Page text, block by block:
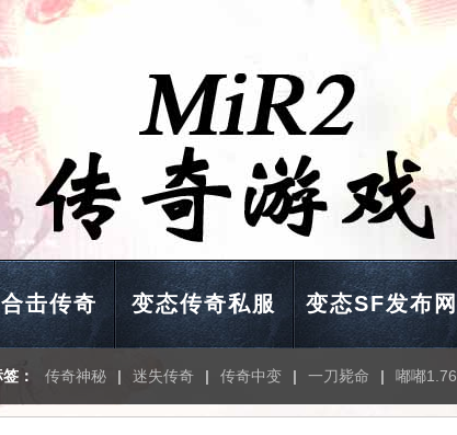
击传奇 变态传奇私服 变态SF发布网
： 传奇神秘 | 迷失传奇 | 传奇中变 | 一刀毙命 | 嘟嘟1.76